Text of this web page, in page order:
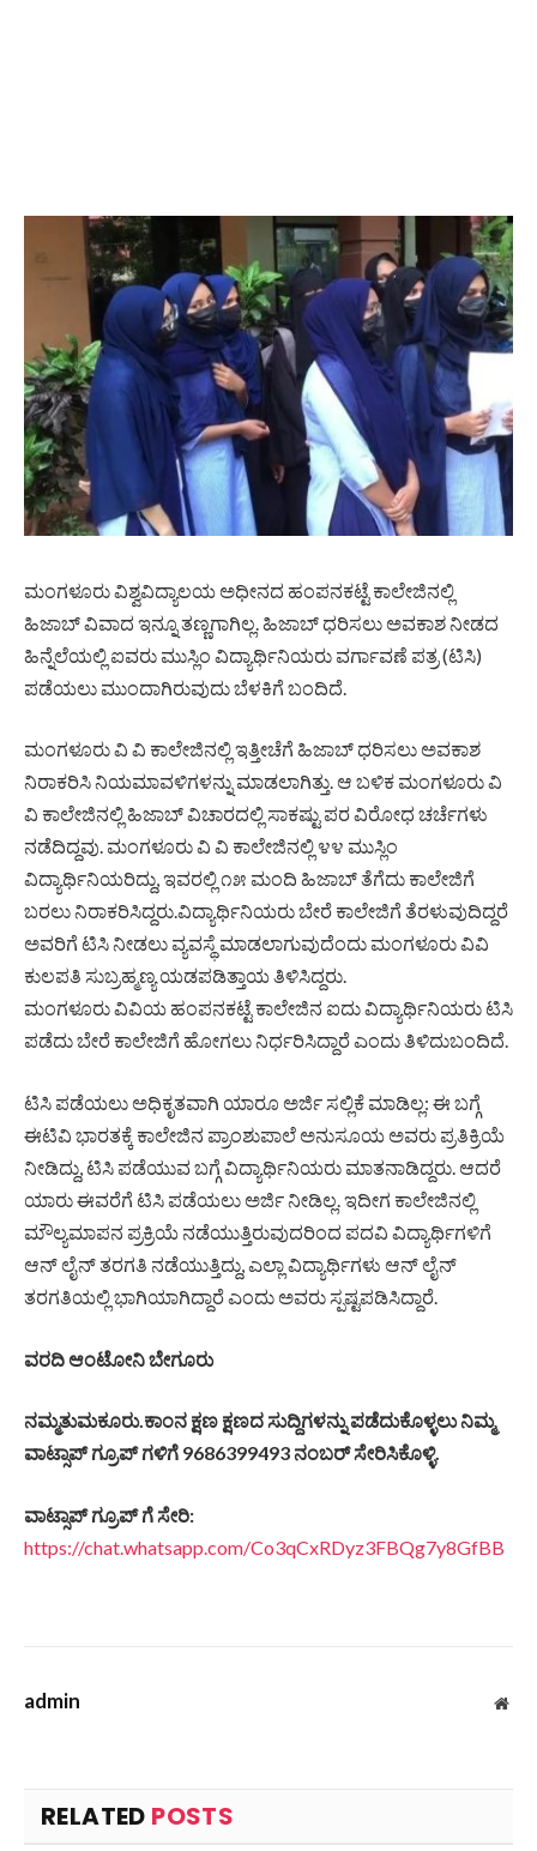
ಮಂಗಳೂರು ವಿಶ್ವವಿದ್ಯಾಲಯ ಅಧೀನದ ಹಂಪನಕಟ್ಟೆ ಕಾಲೇಜಿನಲ್ಲಿ
ಹಿಜಾಬ್ ವಿವಾದ ಇನ್ನೂ ತಣ್ಣಗಾಗಿಲ್ಲ. ಹಿಜಾಬ್ ಧರಿಸಲು ಅವಕಾಶ ನೀಡದ
ಹಿನ್ನೆಲೆಯಲ್ಲಿ ಐವರು ಮುಸ್ಲಿಂ ವಿದ್ಯಾರ್ಥಿನಿಯರು ವರ್ಗಾವಣೆ ಪತ್ರ (ಟಿಸಿ)
ಪಡೆಯಲು ಮುಂದಾಗಿರುವುದು ಬೆಳಕಿಗೆ ಬಂದಿದೆ.
ಮಂಗಳೂರು ವಿ ವಿ ಕಾಲೇಜಿನಲ್ಲಿ ಇತ್ತೀಚೆಗೆ ಹಿಜಾಬ್ ಧರಿಸಲು ಅವಕಾಶ
ನಿರಾಕರಿಸಿ ನಿಯಮಾವಳಿಗಳನ್ನು ಮಾಡಲಾಗಿತ್ತು. ಆ ಬಳಿಕ ಮಂಗಳೂರು ವಿ
ವಿ ಕಾಲೇಜಿನಲ್ಲಿ ಹಿಜಾಬ್ ವಿಚಾರದಲ್ಲಿ ಸಾಕಷ್ಟು ಪರ ವಿರೋಧ ಚರ್ಚೆಗಳು
ನಡೆದಿದ್ದವು. ಮಂಗಳೂರು ವಿ ವಿ ಕಾಲೇಜಿನಲ್ಲಿ ೪೪ ಮುಸ್ಲಿಂ
ವಿದ್ಯಾರ್ಥಿನಿಯರಿದ್ದು, ಇವರಲ್ಲಿ ೧೫ ಮಂದಿ ಹಿಜಾಬ್ ತೆಗೆದು ಕಾಲೇಜಿಗೆ
ಬರಲು ನಿರಾಕರಿಸಿದ್ದರು.ವಿದ್ಯಾರ್ಥಿನಿಯರು ಬೇರೆ ಕಾಲೇಜಿಗೆ ತೆರಳುವುದಿದ್ದರೆ
ಅವರಿಗೆ ಟಿಸಿ ನೀಡಲು ವ್ಯವಸ್ಥೆ ಮಾಡಲಾಗುವುದೆಂದು ಮಂಗಳೂರು ವಿವಿ
ಕುಲಪತಿ ಸುಬ್ರಹ್ಮಣ್ಯ ಯಡಪಡಿತ್ತಾಯ ತಿಳಿಸಿದ್ದರು.
ಮಂಗಳೂರು ವಿವಿಯ ಹಂಪನಕಟ್ಟೆ ಕಾಲೇಜಿನ ಐದು ವಿದ್ಯಾರ್ಥಿನಿಯರು ಟಿಸಿ
ಪಡೆದು ಬೇರೆ ಕಾಲೇಜಿಗೆ ಹೋಗಲು ನಿರ್ಧರಿಸಿದ್ದಾರೆ ಎಂದು ತಿಳಿದುಬಂದಿದೆ.
ಟಿಸಿ ಪಡೆಯಲು ಅಧಿಕೃತವಾಗಿ ಯಾರೂ ಅರ್ಜಿ ಸಲ್ಲಿಕೆ ಮಾಡಿಲ್ಲ: ಈ ಬಗ್ಗೆ
ಈಟಿವಿ ಭಾರತಕ್ಕೆ ಕಾಲೇಜಿನ ಪ್ರಾಂಶುಪಾಲೆ ಅನುಸೂಯ ಅವರು ಪ್ರತಿಕ್ರಿಯೆ
ನೀಡಿದ್ದು, ಟಿಸಿ ಪಡೆಯುವ ಬಗ್ಗೆ ವಿದ್ಯಾರ್ಥಿನಿಯರು ಮಾತನಾಡಿದ್ದರು. ಆದರೆ
ಯಾರು ಈವರೆಗೆ ಟಿಸಿ ಪಡೆಯಲು ಅರ್ಜಿ ನೀಡಿಲ್ಲ. ಇದೀಗ ಕಾಲೇಜಿನಲ್ಲಿ
ಮೌಲ್ಯಮಾಪನ ಪ್ರಕ್ರಿಯೆ ನಡೆಯುತ್ತಿರುವುದರಿಂದ ಪದವಿ ವಿದ್ಯಾರ್ಥಿಗಳಿಗೆ
ಆನ್ ಲೈನ್ ತರಗತಿ ನಡೆಯುತ್ತಿದ್ದು, ಎಲ್ಲಾ ವಿದ್ಯಾರ್ಥಿಗಳು ಆನ್ ಲೈನ್
ತರಗತಿಯಲ್ಲಿ ಭಾಗಿಯಾಗಿದ್ದಾರೆ ಎಂದು ಅವರು ಸ್ಪಷ್ಟಪಡಿಸಿದ್ದಾರೆ.
ವರದಿ ಆಂಟೋನಿ ಬೇಗೂರು
ನಮ್ಮತುಮಕೂರು.ಕಾಂನ ಕ್ಷಣ ಕ್ಷಣದ ಸುದ್ದಿಗಳನ್ನು ಪಡೆದುಕೊಳ್ಳಲು ನಿಮ್ಮ
ವಾಟ್ಸಾಪ್ ಗ್ರೂಪ್ ಗಳಿಗೆ 9686399493 ನಂಬರ್ ಸೇರಿಸಿಕೊಳ್ಳಿ.
ವಾಟ್ಸಾಪ್ ಗ್ರೂಪ್ ಗೆ ಸೇರಿ:
https://chat.whatsapp.com/Co3qCxRDyz3FBQg7y8GfBB
admin
RELATED POSTS